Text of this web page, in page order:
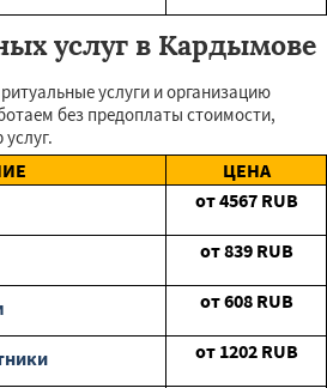
услуг в Кардымове
услуги и организацию
без предоплаты стоимости,
ЦЕНА
от4567 RUB
от839 RUB
от608 RUB
от 1202 RUB